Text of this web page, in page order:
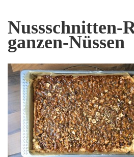
Nussschnitten-
ganzen-Nüssen